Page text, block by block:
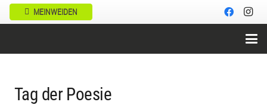
MEINWEIDEN
Tag der Poesie